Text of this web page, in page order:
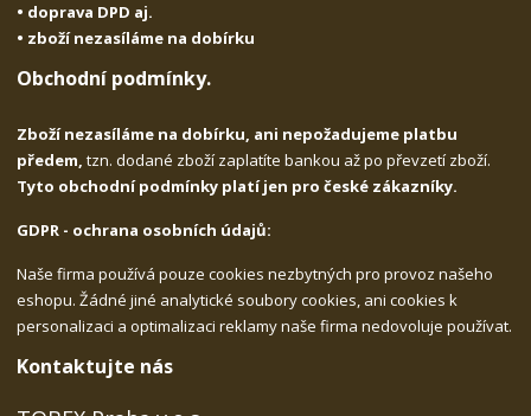
• doprava DPD aj.
• zboží nezasíláme na dobírku
Obchodní podmínky.
Zboží nezasíláme na dobírku, ani nepožadujeme platbu
předem,tzn. dodané zboží zaplatíte bankou až po převzetí zboží.
Tyto obchodní podmínky platí jen pro české zákazníky.
GDPR - ochrana osobních údajů:
Naše firma používá pouze cookies nezbytných pro provoz našeho
eshopu. Žádné jiné analytické soubory cookies, ani cookies k
personalizaci a optimalizaci reklamy naše firma nedovoluje používat.
Kontaktujte nás